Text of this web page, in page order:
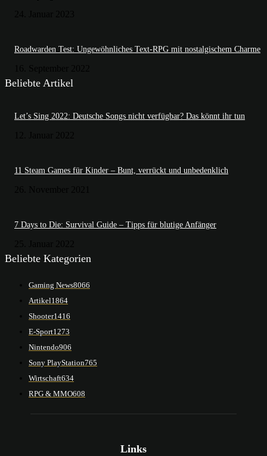
Roadwarden Test: Ungewöhnliches Text-RPG mit nostalgischem Charme
Beliebte Artikel
Let’s Sing 2022: Deutsche Songs nicht verfügbar? Das könnt ihr tun
11 Steam Games für Kinder – Bunt, verrückt und unbedenklich
7 Days to Die: Survival Guide – Tipps für blutige Anfänger
Beliebte Kategorien
Gaming News8066
Artikel1864
Shooter1416
E-Sport1273
Nintendo906
Sony PlayStation765
Wirtschaft634
RPG & MMO608
Links